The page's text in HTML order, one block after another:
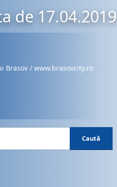
de 17.04.2019
/ www.brasovcity.ro
Caută